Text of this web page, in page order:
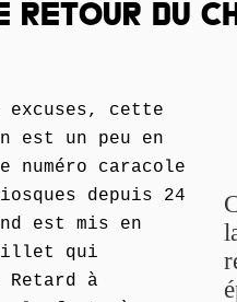
DU
cette
est un peu en
caracole
depuis 24
est mis en
qui
Retard à